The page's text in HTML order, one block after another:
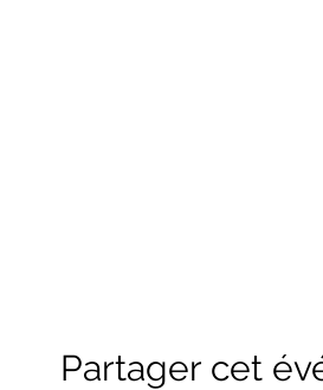
Partager cet